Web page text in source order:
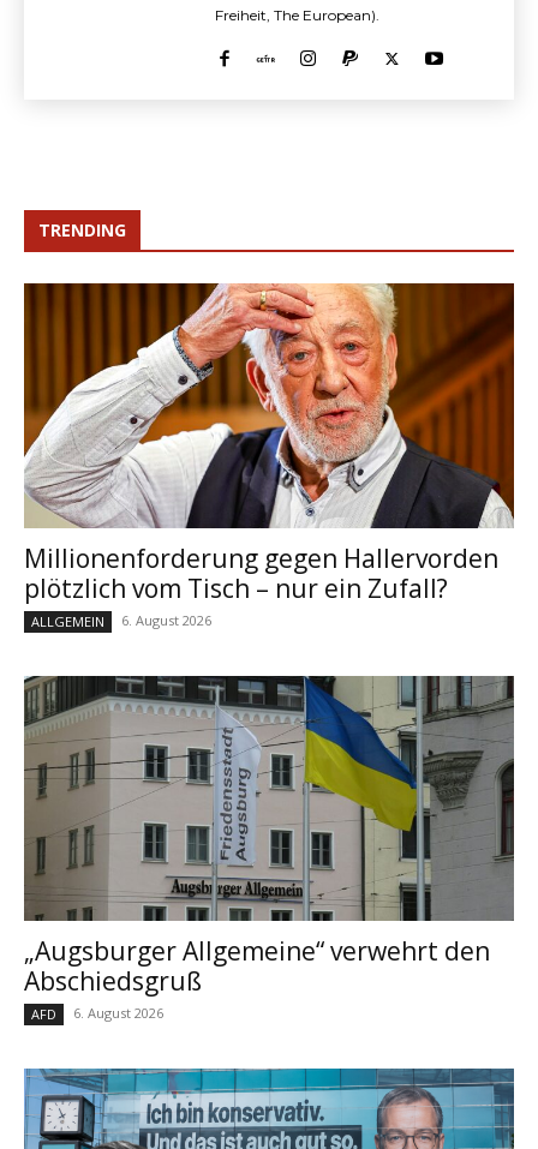
Freiheit, The European).
TRENDING
Millionenforderung gegen Hallervorden
plötzlich vom Tisch – nur ein Zufall?
ALLGEMEIN 6. August 2026
„Augsburger Allgemeine“ verwehrt den
Abschiedsgruß
AFD 6. August 2026